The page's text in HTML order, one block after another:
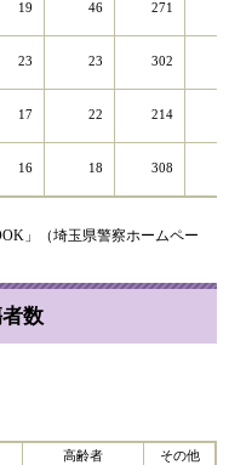
19 46 271
23 23 302
17 22 214
16 18 308
」（埼玉県警察ホームペー
数
高齢者 その他